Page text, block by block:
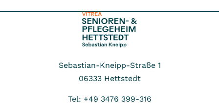
Sebastian-Kneipp-Straße 1
06333 Hettstedt
Tel: +49 3476 399-316